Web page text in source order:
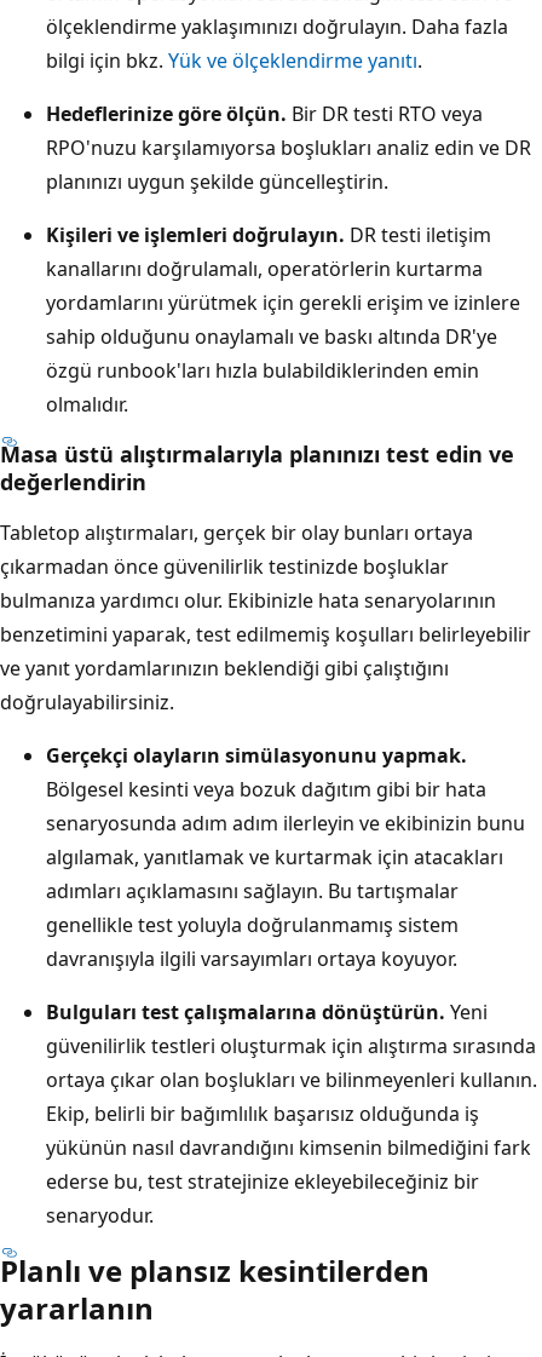
ölçeklendirme yaklaşımınızı doğrulayın. Daha fazla
bilgi için bkz. Yük ve ölçeklendirme yanıtı.
Hedeflerinize göre ölçün. Bir DR testi RTO veya
RPO'nuzu karşılamıyorsa boşlukları analiz edin ve DR
planınızı uygun şekilde güncelleştirin.
Kişileri ve işlemleri doğrulayın. DR testi iletişim
kanallarını doğrulamalı, operatörlerin kurtarma
yordamlarını yürütmek için gerekli erişim ve izinlere
sahip olduğunu onaylamalı ve baskı altında DR'ye
özgü runbook'ları hızla bulabildiklerinden emin
olmalıdır.
Masa üstü alıştırmalarıyla planınızı test edin ve
değerlendirin
Tabletop alıştırmaları, gerçek bir olay bunları ortaya
çıkarmadan önce güvenilirlik testinizde boşluklar
bulmanıza yardımcı olur. Ekibinizle hata senaryolarının
benzetimini yaparak, test edilmemiş koşulları belirleyebilir
ve yanıt yordamlarınızın beklendiği gibi çalıştığını
doğrulayabilirsiniz.
Gerçekçi olayların simülasyonunu yapmak.
Bölgesel kesinti veya bozuk dağıtım gibi bir hata
senaryosunda adım adım ilerleyin ve ekibinizin bunu
algılamak, yanıtlamak ve kurtarmak için atacakları
adımları açıklamasını sağlayın. Bu tartışmalar
genellikle test yoluyla doğrulanmamış sistem
davranışıyla ilgili varsayımları ortaya koyuyor.
Bulguları test çalışmalarına dönüştürün. Yeni
güvenilirlik testleri oluşturmak için alıştırma sırasında
ortaya çıkar olan boşlukları ve bilinmeyenleri kullanın.
Ekip, belirli bir bağımlılık başarısız olduğunda iş
yükünün nasıl davrandığını kimsenin bilmediğini fark
ederse bu, test stratejinize ekleyebileceğiniz bir
senaryodur.
Planlı ve plansız kesintilerden
yararlanın